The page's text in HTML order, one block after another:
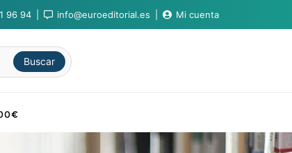
96 94 info@euroeditorial.es Mi cuenta
Buscar
€